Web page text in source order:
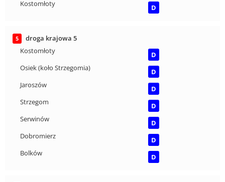
Kostomłoty
D
5
droga krajowa 5
Kostomłoty
D
Osiek (koło Strzegomia)
D
Jaroszów
D
Strzegom
D
Serwinów
D
Dobromierz
D
Bolków
D